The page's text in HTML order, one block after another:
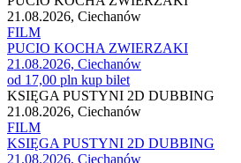
21.08.2026, Ciechanów
FILM
PUCIO KOCHA ZWIERZAKI
21.08.2026, Ciechanów
od 17,00 pln kup bilet
KSIĘGA PUSTYNI 2D DUBBING
21.08.2026, Ciechanów
FILM
KSIĘGA PUSTYNI 2D DUBBING
21.08.2026, Ciechanów